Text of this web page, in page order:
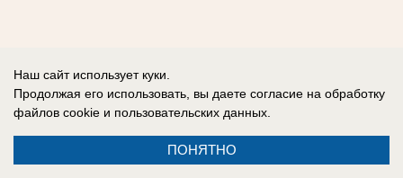
Наш сайт использует куки.
Продолжая его использовать, вы даете согласие на обработку
файлов cookie и пользовательских данных.
ПОНЯТНО